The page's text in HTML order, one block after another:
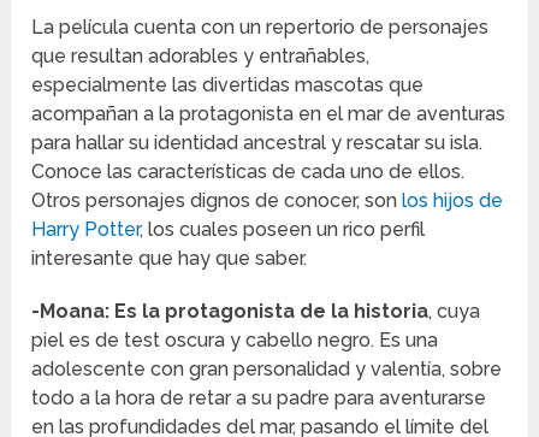
La película cuenta con un repertorio de personajes
que resultan adorables y entrañables,
especialmente las divertidas mascotas que
acompañan a la protagonista en el mar de aventuras
para hallar su identidad ancestral y rescatar su isla.
Conoce las características de cada uno de ellos.
Otros personajes dignos de conocer, son los hijos de
Harry Potter, los cuales poseen un rico perfil
interesante que hay que saber.
-Moana: Es la protagonista de la historia, cuya
piel es de test oscura y cabello negro. Es una
adolescente con gran personalidad y valentía, sobre
todo a la hora de retar a su padre para aventurarse
en las profundidades del mar, pasando el límite del